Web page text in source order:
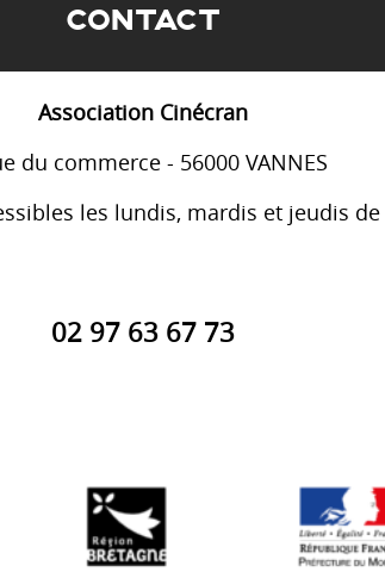
CONTACT
Association Cinécran
du commerce - 56000 VANNES
les lundis, mardis et jeudis de
02 97 63 67 73